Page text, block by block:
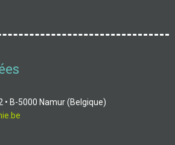
• B-5000 Namur (Belgique)